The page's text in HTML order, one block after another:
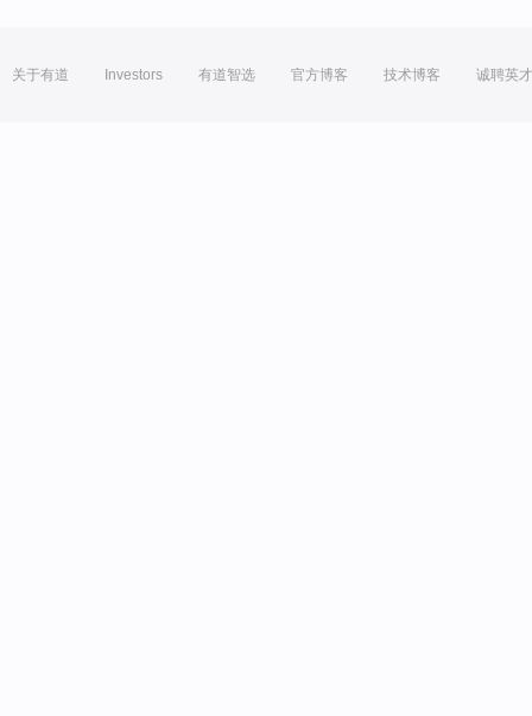
关于有道 Investors 有道智选 官方博客 技术博客 诚聘英才